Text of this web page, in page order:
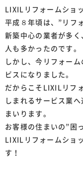
LIXILリフォームショ
平成８年頃は、”リフ
新築中心の業者が多
人も多かったのです。
しかし、今リフォー
ビスになりました。
だからこそLIXILリフ
しまれるサービス業
まいります。
お客様の住まいの”困
LIXILリフォームショ
す！